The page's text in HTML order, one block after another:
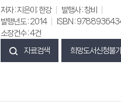
저자 : 지은이: 한강
발행사 : 창비
발행년도 : 2014
ISBN :
소장건수 : 4건
자료검색 희망도서신청불가